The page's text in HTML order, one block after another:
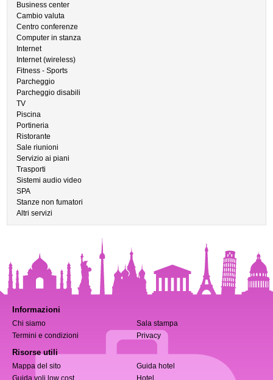
Business center
Cambio valuta
Centro conferenze
Computer in stanza
Internet
Internet (wireless)
Fitness - Sports
Parcheggio
Parcheggio disabili
TV
Piscina
Portineria
Ristorante
Sale riunioni
Servizio ai piani
Trasporti
Sistemi audio video
SPA
Stanze non fumatori
Altri servizi
Informazioni
Chi siamo
Sala stampa
Termini e condizioni
Privacy
Risorse utili
Mappa del sito
Guida hotel
Guida voli low cost
Hotel